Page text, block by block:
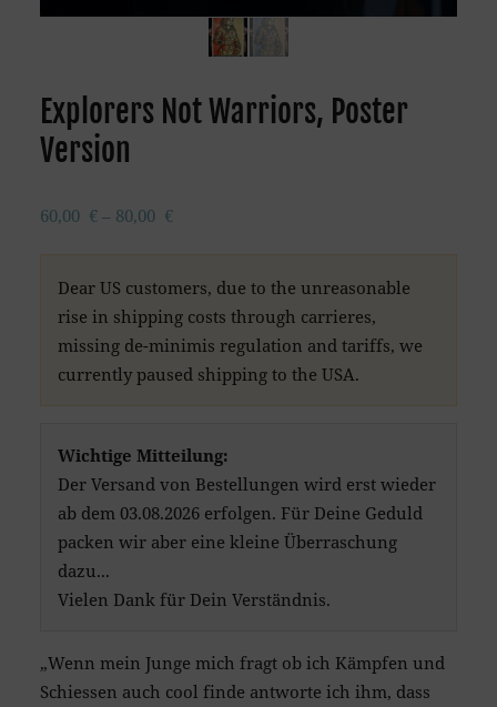
Explorers Not Warriors, Poster
Version
60,00 € – 80,00 €
Dear US customers, due to the unreasonable
rise in shipping costs through carrieres,
missing de-minimis regulation and tariffs, we
currently paused shipping to the USA.
Wichtige Mitteilung:
Der Versand von Bestellungen wird erst wieder
ab dem 03.08.2026 erfolgen. Für Deine Geduld
packen wir aber eine kleine Überraschung
dazu...
Vielen Dank für Dein Verständnis.
„Wenn mein Junge mich fragt ob ich Kämpfen und
Schiessen auch cool finde antworte ich ihm, dass